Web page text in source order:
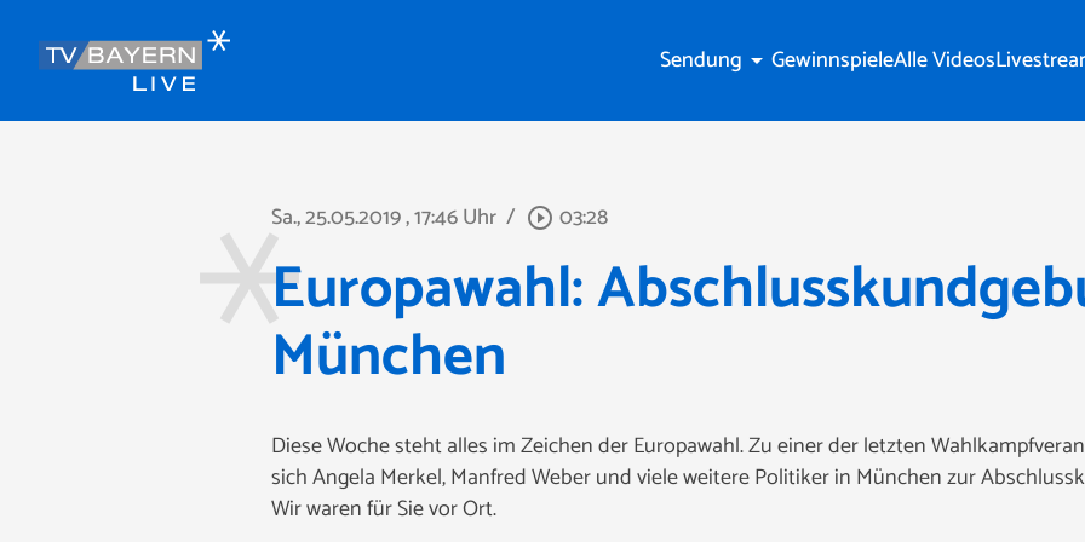
Sendung arrow_drop_down GewinnspieleAlle Videos
Sa., 25.05.2019, 17:46 Uhr / play_circle_outline 03:28
Europawahl:
München
Diese Woche steht alles im Zeichen der Europawahl. Zu einer der letzten
sich Angela Merkel, Manfred Weber und viele weitere Politiker in München zur
Wir waren für Sie vor Ort.